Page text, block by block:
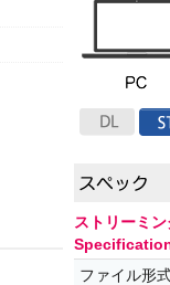
ストリーミ
ファイル形